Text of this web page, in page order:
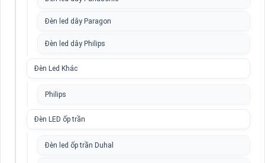
Đèn led dây Paragon
Đèn led dây Philips
Đèn Led Khác
Philips
Đèn LED ốp trần
Đèn led ốp trần Duhal